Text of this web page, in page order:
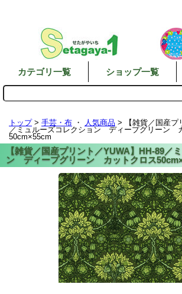
カテゴリ一覧 ショップ一覧
トップ> 手芸・布 ・ 人気商品 > 【雑貨／国産プ
／ミュルーズコレクション ディープグリーン
50cm×55cm